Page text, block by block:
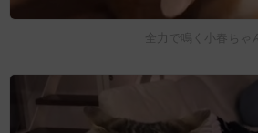
全力で鳴く小春ちゃん